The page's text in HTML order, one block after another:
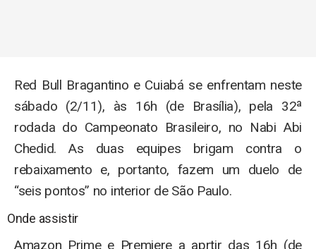
Red Bull Bragantino e Cuiabá se enfrentam neste
sábado (2/11), às 16h (de Brasília), pela 32ª
rodada do Campeonato Brasileiro, no Nabi Abi
Chedid. As duas equipes brigam contra o
rebaixamento e, portanto, fazem um duelo de
“seis pontos” no interior de São Paulo.
Onde assistir
Amazon Prime e Premiere a aprtir das 16h (de